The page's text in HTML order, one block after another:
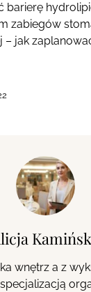
barierę
zabiegów
– jak
wnętrz a z